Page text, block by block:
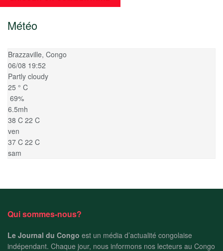
Météo
Brazzaville, Congo
06/08 19:52
Partly cloudy
25 ° C
69%
6.5mh
38 C 22 C
ven
37 C 22 C
sam
Qui sommes-nous?
Le Journal du Congo est un média d’actualité congolaise
indépendant. Chaque jour, nous informons nos lecteurs au Congo